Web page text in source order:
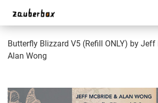
Butterfly Blizzard V5 (Refill ONLY) by Jeff
Alan Wong